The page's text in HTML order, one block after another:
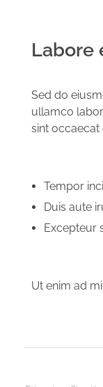
Labore
Sed do
ullamco
sint occaecat
Tempor
Duis aute
Excepteur
Ut enim ad